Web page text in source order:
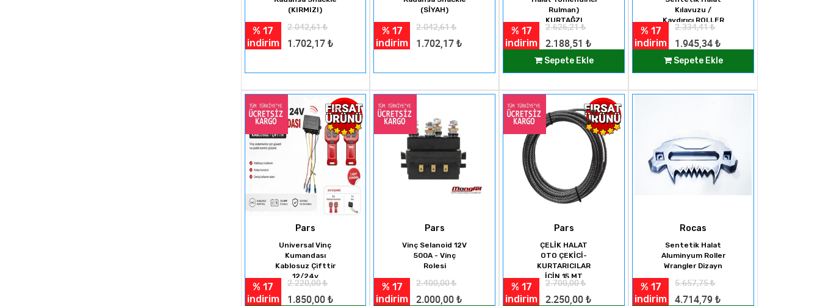
(KIRMIZI)
% 17
indirim
2.042,61₺
1.702,17₺
(SİYAH)
% 17
indirim
2.042,61₺
1.702,17 ₺
Rulman)
KURTAĞZI
% 17
indirim
2.626,21₺
2.188,51 ₺
Sepete Ekle
Kılavuzu /
Kaydırıcı ROLLER
% 17
indirim
2.334,41₺
1.945,34 ₺
Sepete Ekle
Pars
Universal Vinç
Kumandası
Kablosuz Çifttir
12/24v
% 17
indirim
2.220,00₺
1.850,00₺
Pars
Vinç Selanoid 12V
500A - Vinç
Rolesi
% 17
indirim
2.400,00₺
2.000,00 ₺
Pars
ÇELİK HALAT
OTO ÇEKİCİ-
KURTARICILAR
İÇİN 15 MT
% 17
indirim
2.700,00₺
2.250,00 ₺
Rocas
Sentetik Halat
Aluminyum Roller
Wrangler Dizayn
% 17
indirim
5.657,75₺
4.714,79 ₺